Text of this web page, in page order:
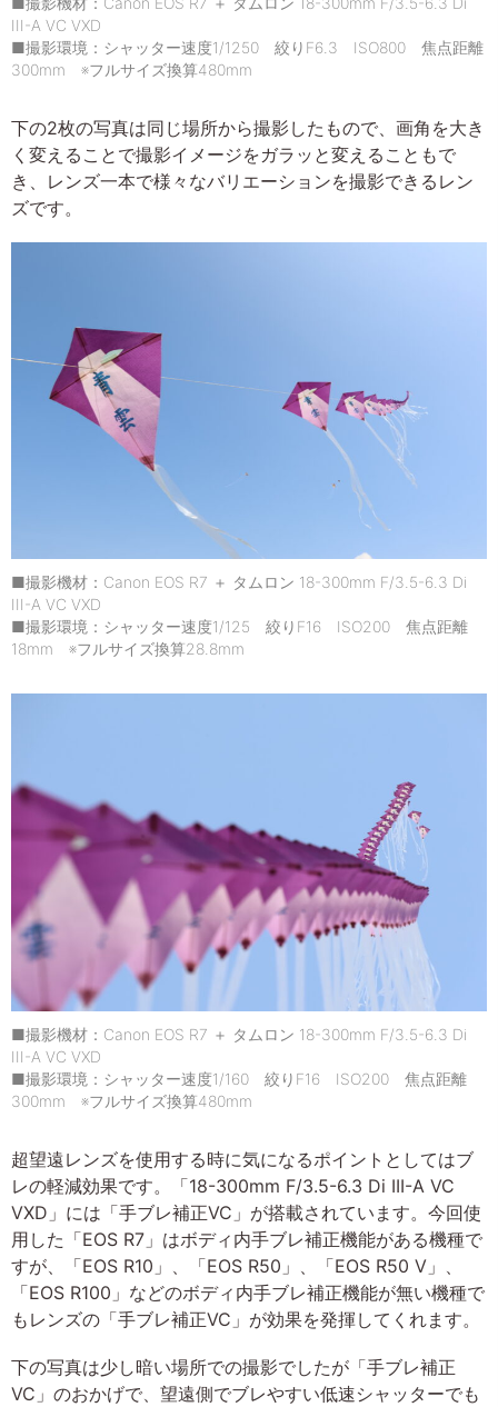
III-A VC VXD
■撮影環境：シャッター速度1/1250 絞りF6.3 ISO800 焦点距離
300mm ※フルサイズ換算480mm
下の2枚の写真は同じ場所から撮影したもので、画角を大き
く変えることで撮影イメージをガラッと変えることもで
き、レンズ一本で様々なバリエーションを撮影できるレン
ズです。
■撮影機材：Canon EOS R7 ＋ タムロン 18-300mm F/3.5-6.3 Di
III-A VC VXD
■撮影環境：シャッター速度1/125 絞りF16 ISO200 焦点距離
18mm ※フルサイズ換算28.8mm
■撮影機材：Canon EOS R7 ＋ タムロン 18-300mm F/3.5-6.3 Di
III-A VC VXD
■撮影環境：シャッター速度1/160 絞りF16 ISO200 焦点距離
300mm ※フルサイズ換算480mm
超望遠レンズを使用する時に気になるポイントとしてはブ
レの軽減効果です。「18-300mm F/3.5-6.3 Di III-A VC
VXD」には「手ブレ補正VC」が搭載されています。今回使
用した「EOS R7」はボディ内手ブレ補正機能がある機種で
すが、「EOS R10」、「EOS R50」、「EOS R50 V」、
「EOS R100」などのボディ内手ブレ補正機能が無い機種で
もレンズの「手ブレ補正VC」が効果を発揮してくれます。
下の写真は少し暗い場所での撮影でしたが「手ブレ補正
VC」のおかげで、望遠側でブレやすい低速シャッターでも